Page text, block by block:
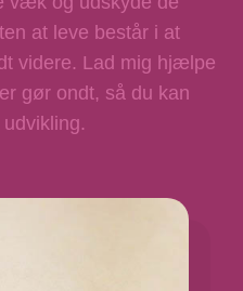
at leve består i at
videre. Lad mig hjælpe
gør ondt, så du kan